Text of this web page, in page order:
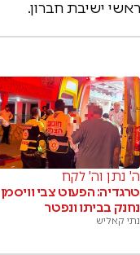
ה' נתן וה' לקח
טרגדיה: הפעוט צבי וויסמן
נחנק בביתו ונפטר
נתי קאליש